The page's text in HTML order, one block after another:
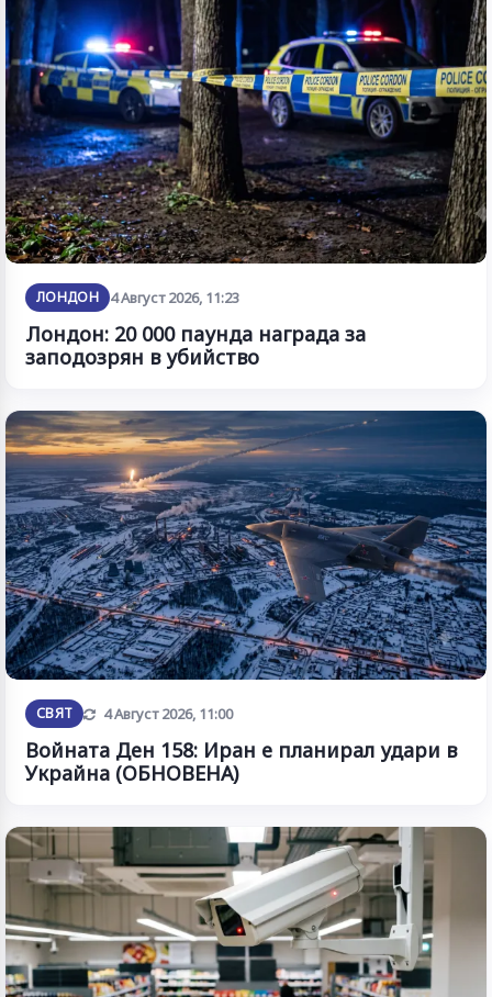
ЛОНДОН 4 Август 2026, 11:23
Лондон: 20 000 паунда награда за
заподозрян в убийство
СВЯТ Обновена
4 Август 2026, 11:00
Войната Ден 158: Иран е планирал удари в
Украйна (ОБНОВЕНА)